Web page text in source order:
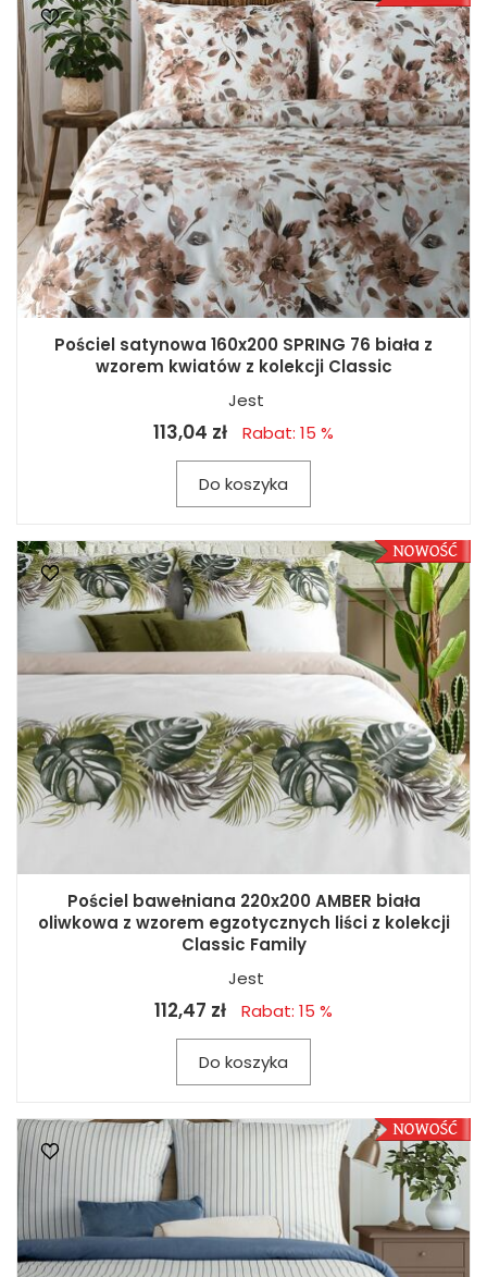
Pościel satynowa 160x200 SPRING 76 biała z
wzorem kwiatów z kolekcji Classic
Jest
113,04 zł Rabat: 15 %
Do koszyka
Pościel bawełniana 220x200 AMBER biała
oliwkowa z wzorem egzotycznych liści z kolekcji
Classic Family
Jest
112,47 zł Rabat: 15 %
Do koszyka